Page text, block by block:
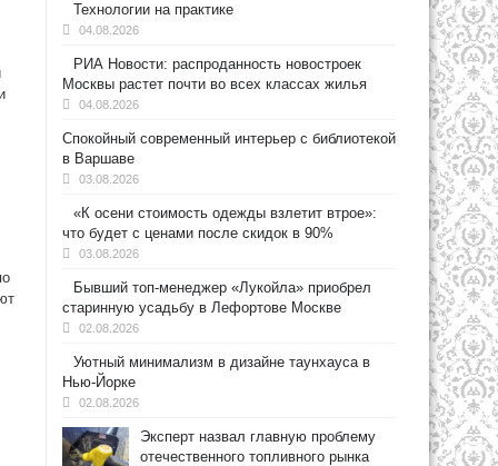
Технологии на практике
04.08.2026
РИА Новости: распроданность новостроек
Москвы растет почти во всех классах жилья
04.08.2026
Спокойный современный интерьер с библиотекой
в Варшаве
03.08.2026
«К осени стоимость одежды взлетит втрое»:
что будет с ценами после скидок в 90%
03.08.2026
Бывший топ-менеджер «Лукойла» приобрел
старинную усадьбу в Лефортове Москве
02.08.2026
Уютный минимализм в дизайне таунхауса в
Нью-Йорке
02.08.2026
Эксперт назвал главную проблему
отечественного топливного рынка